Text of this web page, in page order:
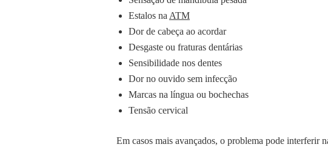
Estalos na ATM
Dor de cabeça ao acordar
Desgaste ou fraturas dentárias
Sensibilidade nos dentes
Dor no ouvido sem infecção
Marcas na língua ou bochechas
Tensão cervical
Em casos mais avançados, o problema pode interferir